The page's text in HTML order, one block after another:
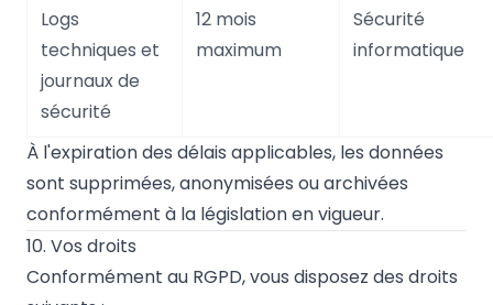
Logs
techniques et
journaux de
sécurité
12 mois
maximum
Sécurité
informatique
À l'expiration des délais applicables, les données
sont supprimées, anonymisées ou archivées
conformément à la législation en vigueur.
10. Vos droits
Conformément au RGPD, vous disposez des droits